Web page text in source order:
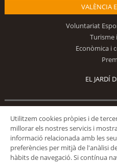
VALÈNCIA
Voluntariat
Turisme
Econòmica i
EL JARDÍ
Utilitzem cookies pròpies i de
millorar els nostres servicis i
informació relacionada amb les
preferències per mitjà de l'anàlisi
hàbits de navegació. Si contínua